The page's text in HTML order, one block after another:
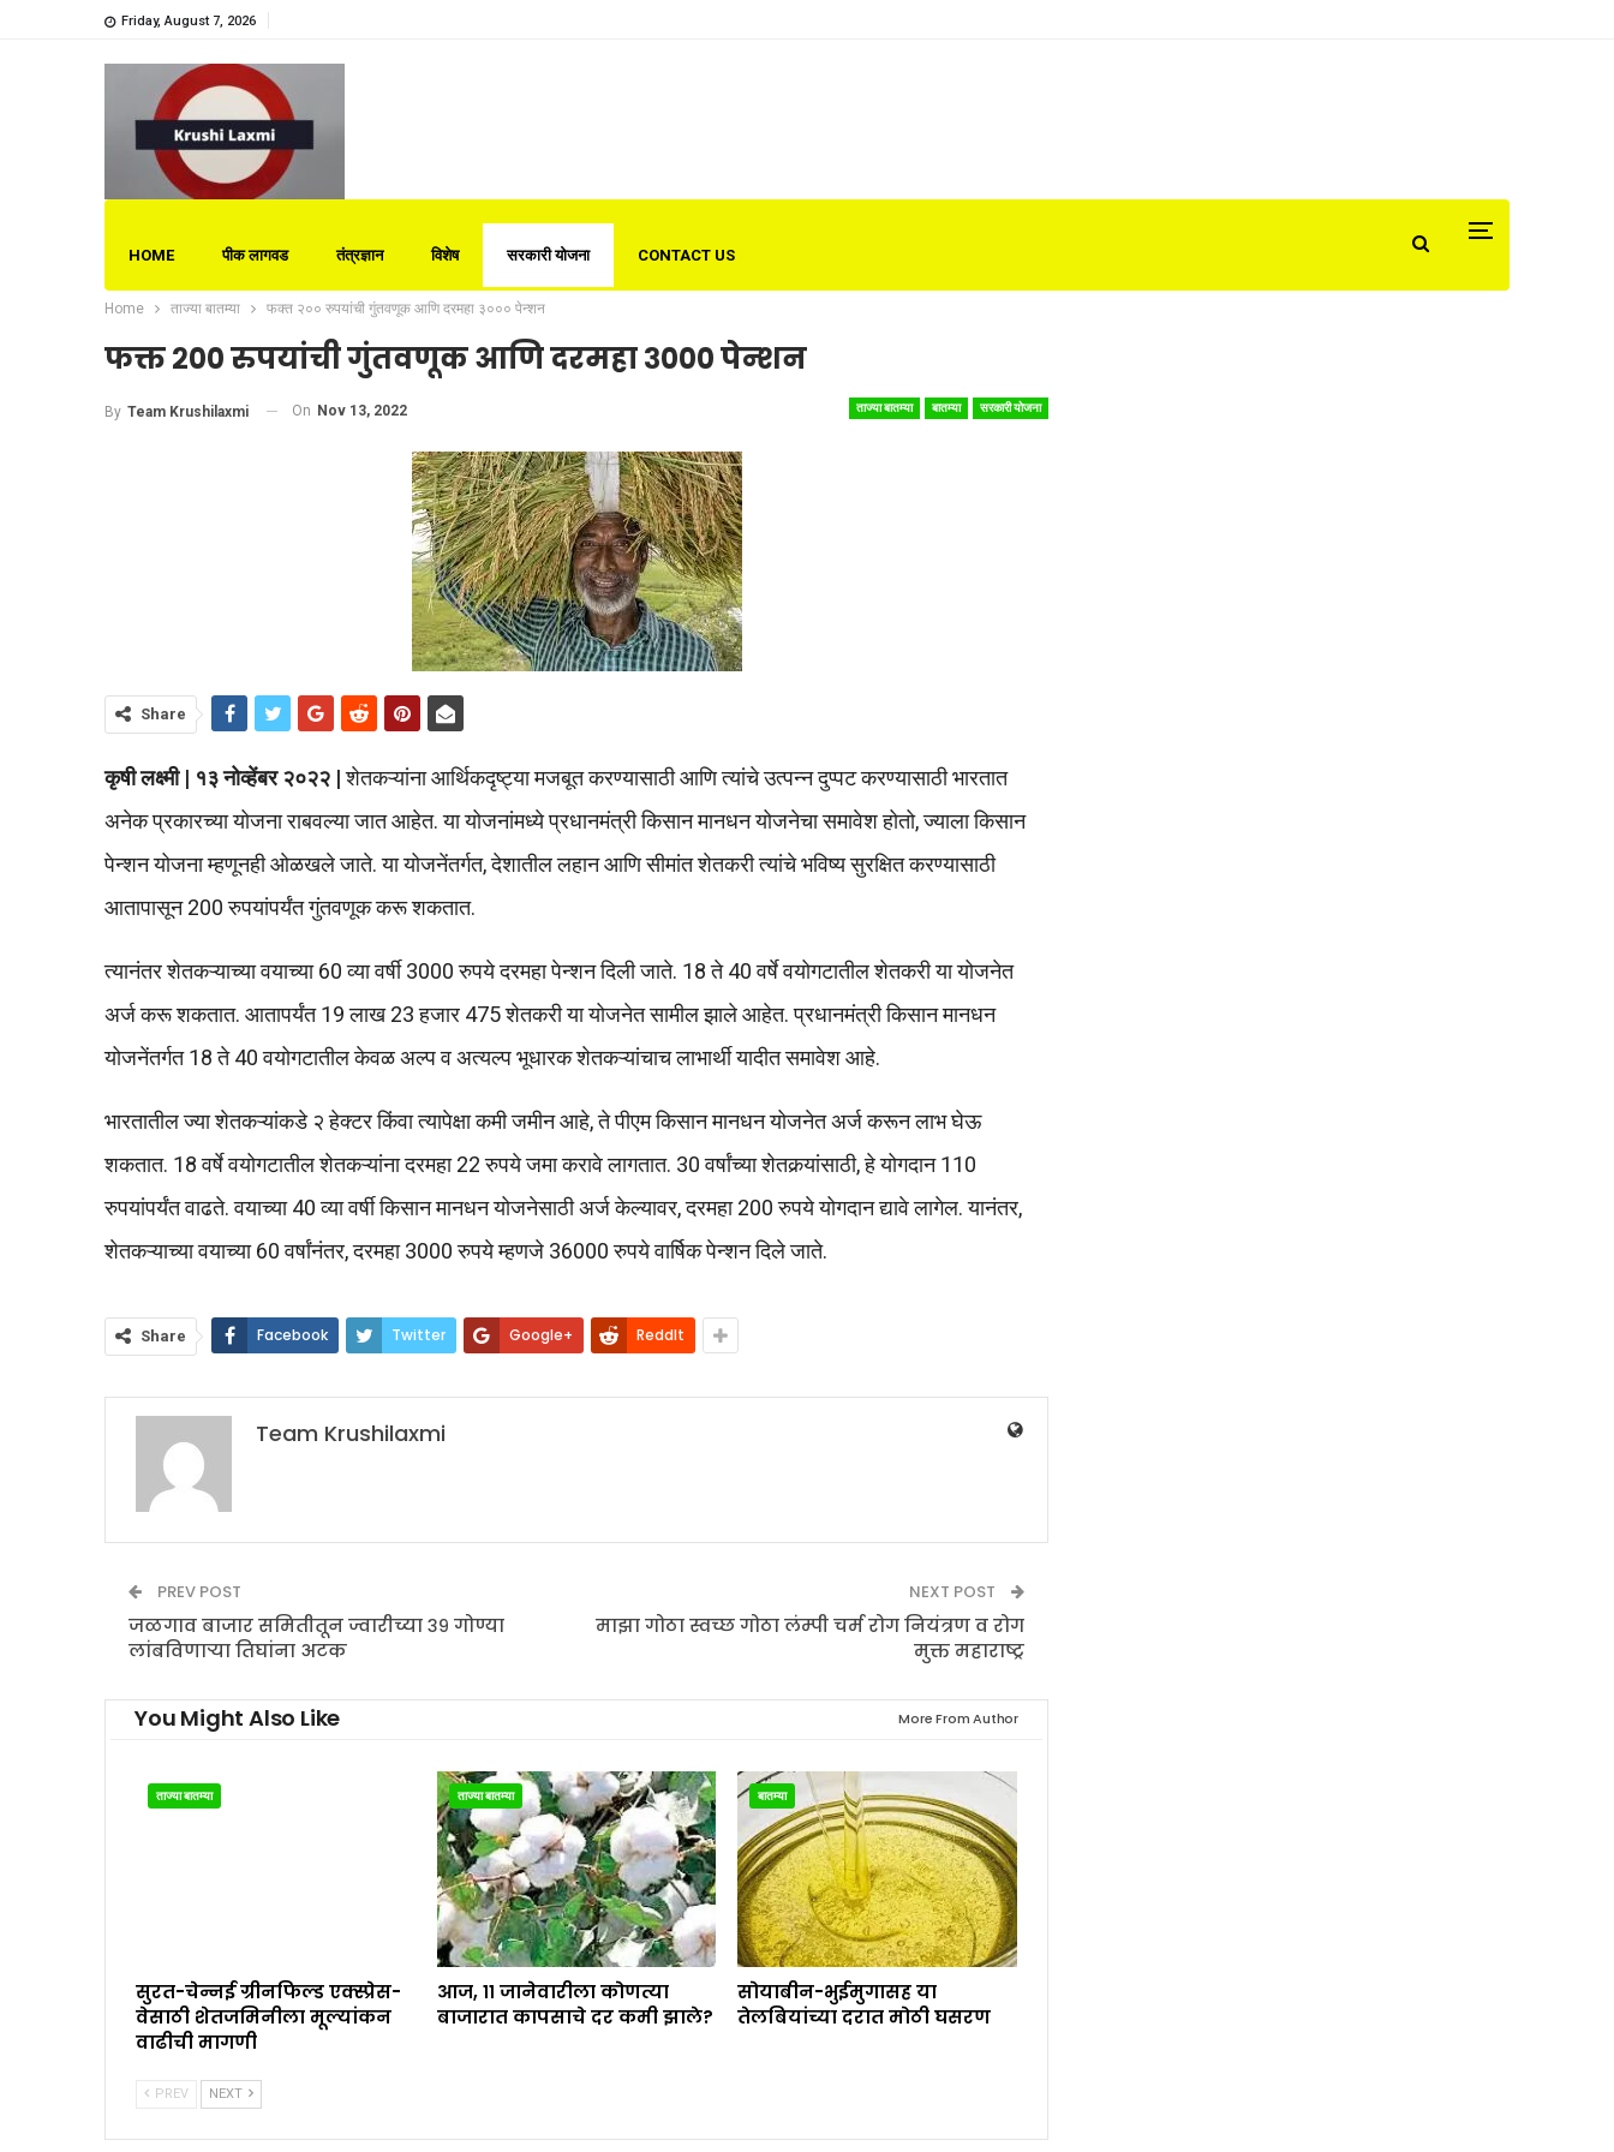
Friday, August 7, 2026
HOME पीक लागवड तंत्रज्ञान विशेष सरकारी योजना CONTACT US
Home ताज्या बातम्या फक्त २०० रुपयांची गुंतवणूक आणि दरमहा ३००० पेन्शन
फक्त २०० रुपयांची गुंतवणूक आणि दरमहा ३००० पेन्शन
ताज्या बातम्या बातम्या सरकारी योजना
By Team Krushilaxmi On Nov 13, 2022
Share
कृषी लक्ष्मी | १३ नोव्हेंबर २०२२ |शेतकऱ्यांना आर्थिकदृष्ट्या मजबूत करण्यासाठी आणि त्यांचे उत्पन्न दुप्पट करण्यासाठी भारतात
अनेक प्रकारच्या योजना राबवल्या जात आहेत. या योजनांमध्ये प्रधानमंत्री किसान मानधन योजनेचा समावेश होतो, ज्याला किसान
पेन्शन योजना म्हणूनही ओळखले जाते. या योजनेंतर्गत, देशातील लहान आणि सीमांत शेतकरी त्यांचे भविष्य सुरक्षित करण्यासाठी
आतापासून 200 रुपयांपर्यंत गुंतवणूक करू शकतात.
त्यानंतर शेतकऱ्याच्या वयाच्या 60 व्या वर्षी 3000 रुपये दरमहा पेन्शन दिली जाते. 18 ते 40 वर्षे वयोगटातील शेतकरी या योजनेत
अर्ज करू शकतात. आतापर्यंत 19 लाख 23 हजार 475 शेतकरी या योजनेत सामील झाले आहेत. प्रधानमंत्री किसान मानधन
योजनेंतर्गत 18 ते 40 वयोगटातील केवळ अल्प व अत्यल्प भूधारक शेतकऱ्यांचाच लाभार्थी यादीत समावेश आहे.
भारतातील ज्या शेतकऱ्यांकडे २ हेक्टर किंवा त्यापेक्षा कमी जमीन आहे, ते पीएम किसान मानधन योजनेत अर्ज करून लाभ घेऊ
शकतात. 18 वर्षे वयोगटातील शेतकऱ्यांना दरमहा 22 रुपये जमा करावे लागतात. 30 वर्षांच्या शेतकर्‍यांसाठी, हे योगदान 110
रुपयांपर्यंत वाढते. वयाच्या 40 व्या वर्षी किसान मानधन योजनेसाठी अर्ज केल्यावर, दरमहा 200 रुपये योगदान द्यावे लागेल. यानंतर,
शेतकऱ्याच्या वयाच्या 60 वर्षांनंतर, दरमहा 3000 रुपये म्हणजे 36000 रुपये वार्षिक पेन्शन दिले जाते.
Share Facebook Twitter Google+ ReddIt
Team Krushilaxmi
PREV POST
जळगाव बाजार समितीतून ज्वारीच्या ३९ गोण्या
लांबविणाऱ्या तिघांना अटक
NEXT POST
माझा गोठा स्वच्छ गोठा लंम्पी चर्म रोग नियंत्रण व रोग
मुक्त महाराष्ट्र
You Might Also Like More From Author
ताज्या बातम्या
सुरत-चेन्नई ग्रीनफिल्ड एक्स्प्रेस-
वेसाठी शेतजमिनीला मूल्यांकन
वाढीची मागणी
ताज्या बातम्या
आज, ११ जानेवारीला कोणत्या
बाजारात कापसाचे दर कमी झाले?
बातम्या
सोयाबीन-भुईमुगासह या
तेलबियांच्या दरात मोठी घसरण
PREV NEXT